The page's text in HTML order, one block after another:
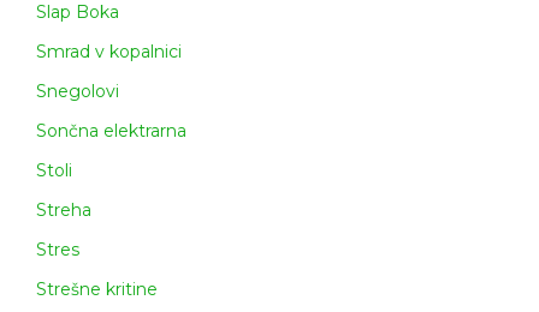
Slap Boka
Smrad v kopalnici
Snegolovi
Sončna elektrarna
Stoli
Streha
Stres
Strešne kritine